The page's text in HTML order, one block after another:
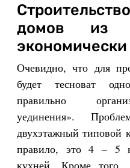
домов из
Очевидно, что для
будет тесноват
правильно
уединения».
двухэтажный типовой
правило, это 4 – 5
кухней. Кроме того,